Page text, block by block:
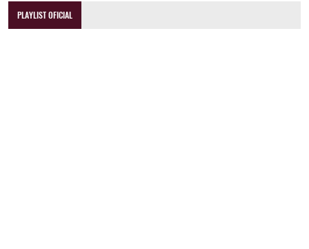
PLAYLIST OFICIAL